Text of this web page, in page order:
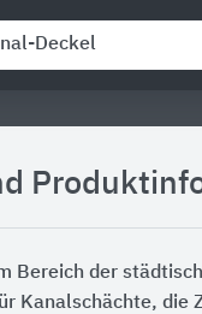
Bereich der
Kanalschächte, die